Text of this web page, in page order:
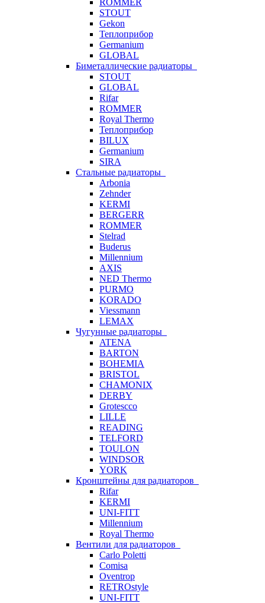
ROMMER
STOUT
Gekon
Теплоприбор
Germanium
GLOBAL
Биметаллические радиаторы
STOUT
GLOBAL
Rifar
ROMMER
Royal Thermo
Теплоприбор
BILUX
Germanium
SIRA
Стальные радиаторы
Arbonia
Zehnder
KERMI
BERGERR
ROMMER
Stelrad
Buderus
Millennium
AXIS
NED Thermo
PURMO
KORADO
Viessmann
LEMAX
Чугунные радиаторы
ATENA
BARTON
BOHEMIA
BRISTOL
CHAMONIX
DERBY
Grotescco
LILLE
READING
TELFORD
TOULON
WINDSOR
YORK
Кронштейны для радиаторов
Rifar
KERMI
UNI-FITT
Millennium
Royal Thermo
Вентили для радиаторов
Carlo Poletti
Comisa
Oventrop
RETROstyle
UNI-FITT